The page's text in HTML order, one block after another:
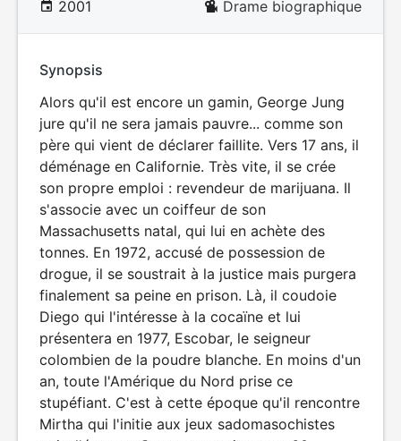
2001 Drame biographique
Synopsis
Alors qu'il est encore un gamin, George Jung
jure qu'il ne sera jamais pauvre... comme son
père qui vient de déclarer faillite. Vers 17 ans, il
déménage en Californie. Très vite, il se crée
son propre emploi : revendeur de marijuana. Il
s'associe avec un coiffeur de son
Massachusetts natal, qui lui en achète des
tonnes. En 1972, accusé de possession de
drogue, il se soustrait à la justice mais purgera
finalement sa peine en prison. Là, il coudoie
Diego qui l'intéresse à la cocaïne et lui
présentera en 1977, Escobar, le seigneur
colombien de la poudre blanche. En moins d'un
an, toute l'Amérique du Nord prise ce
stupéfiant. C'est à cette époque qu'il rencontre
Mirtha qui l'initie aux jeux sadomasochistes